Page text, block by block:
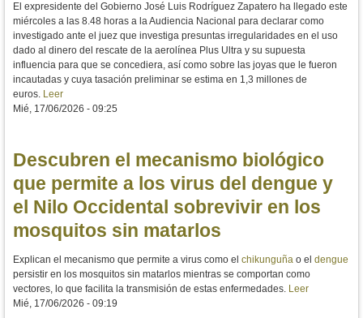
El expresidente del Gobierno José Luis Rodríguez Zapatero ha llegado este
miércoles a las 8.48 horas a la Audiencia Nacional para declarar como
investigado ante el juez que investiga presuntas irregularidades en el uso
dado al dinero del rescate de la aerolínea Plus Ultra y su supuesta
influencia para que se concediera, así como sobre las joyas que le fueron
incautadas y cuya tasación preliminar se estima en 1,3 millones de
euros. Leer
Mié, 17/06/2026 - 09:25
Descubren el mecanismo biológico
que permite a los virus del dengue y
el Nilo Occidental sobrevivir en los
mosquitos sin matarlos
Explican el mecanismo que permite a virus como el chikunguña o el dengue
persistir en los mosquitos sin matarlos mientras se comportan como
vectores, lo que facilita la transmisión de estas enfermedades. Leer
Mié, 17/06/2026 - 09:19